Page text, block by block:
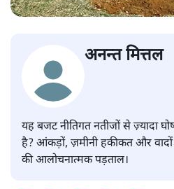
अनन्त मित्तल
यह बजट नीतिगत नतीजों से ज़्यादा
है? आंकड़ों, ज़मीनी हकीकत और वादों
की आलोचनात्मक पड़ताल।